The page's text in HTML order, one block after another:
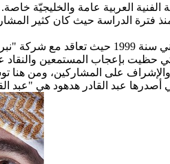
العربية عامة والخليجيّة
فترة الدراسة حيث كان كثير
إضافة إلى التمثيل والغناء والتلحين يعمل عبد القادر هدهود كمعيد
والإشراف على المشاركين، ومن